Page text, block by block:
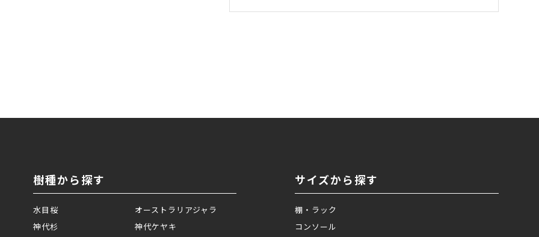
樹種から探す
水目桜
オーストラリアジャラ
神代杉
神代ケヤキ
サイズから探す
棚・ラック
コンソール